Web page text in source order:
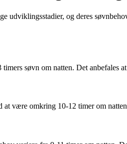
udviklingsstadier, og deres
søvn om natten. Det anbefales
at være omkring 10-12 timer om